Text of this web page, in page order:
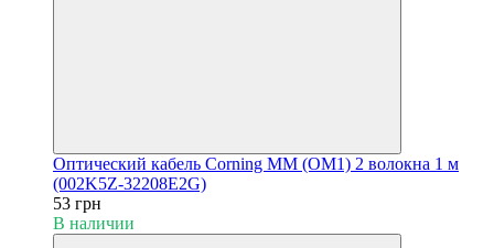
Оптический кабель Corning MM (OM1) 2 волокна 1 м
(002K5Z-32208E2G)
53 грн
В наличии